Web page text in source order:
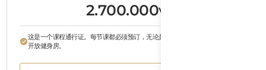
2.700.000VND
这是一个课程通行证。每节课都必须预订，无论是CrossFit课程、举重课程还是
开放健身房。